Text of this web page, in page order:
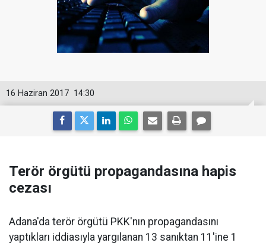
14:30
16 Haziran 2017
Terör örgütü propagandasına hapis
cezası
Adana'da terör örgütü PKK'nın propagandasını
yaptıkları iddiasıyla yargılanan 13 sanıktan 11'ine 1